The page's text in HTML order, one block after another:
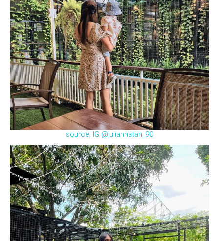
source: IG @juliannatan_90